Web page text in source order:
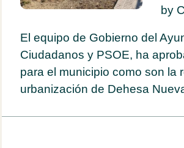
by
El equipo de Gobierno del
Ciudadanos y PSOE, ha
para el municipio como son la
urbanización de Dehesa